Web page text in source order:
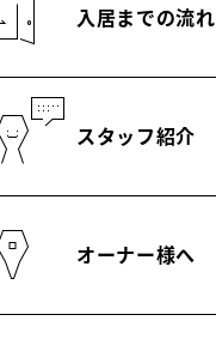
入居までの流れ
スタッフ紹介
オーナー様へ